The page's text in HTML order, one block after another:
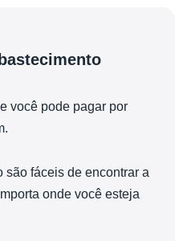
você pode pagar por
são fáceis de encontrar a
onde você esteja